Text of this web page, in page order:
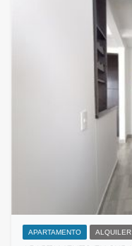
APARTAMENTO ALQUILER